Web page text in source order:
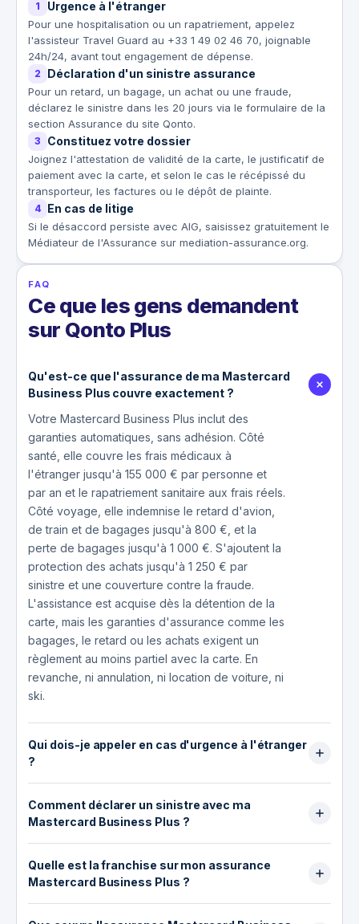
1 Urgence à l'étranger
Pour une hospitalisation ou un rapatriement, appelez
l'assisteur Travel Guard au +33 1 49 02 46 70, joignable
24h/24, avant tout engagement de dépense.
2 Déclaration d'un sinistre assurance
Pour un retard, un bagage, un achat ou une fraude,
déclarez le sinistre dans les 20 jours via le formulaire de la
section Assurance du site Qonto.
3 Constituez votre dossier
Joignez l'attestation de validité de la carte, le justificatif de
paiement avec la carte, et selon le cas le récépissé du
transporteur, les factures ou le dépôt de plainte.
4 En cas de litige
Si le désaccord persiste avec AIG, saisissez gratuitement le
Médiateur de l'Assurance sur mediation-assurance.org.
FAQ
Ce que les gens demandent
sur Qonto Plus
Qu'est-ce que l'assurance de ma Mastercard
Business Plus couvre exactement ?
Votre Mastercard Business Plus inclut des
garanties automatiques, sans adhésion. Côté
santé, elle couvre les frais médicaux à
l'étranger jusqu'à 155 000 € par personne et
par an et le rapatriement sanitaire aux frais réels.
Côté voyage, elle indemnise le retard d'avion,
de train et de bagages jusqu'à 800 €, et la
perte de bagages jusqu'à 1 000 €. S'ajoutent la
protection des achats jusqu'à 1 250 € par
sinistre et une couverture contre la fraude.
L'assistance est acquise dès la détention de la
carte, mais les garanties d'assurance comme les
bagages, le retard ou les achats exigent un
règlement au moins partiel avec la carte. En
revanche, ni annulation, ni location de voiture, ni
ski.
Qui dois-je appeler en cas d'urgence à l'étranger
?
En cas d'urgence à l'étranger, appelez
l'assisteur Travel Guard au +33 1 49 02 46 70,
joignable 24h/24. C'est lui, et non Qonto, qui
gère les hospitalisations, l'assistance médicale
et les rapatriements. Avant tout rapatriement,
vous devez obtenir son accord préalable.
Comment déclarer un sinistre avec ma
Mastercard Business Plus ?
Vous disposez de 20 jours à compter du sinistre
pour le déclarer. La déclaration se fait via le
formulaire en ligne de la section Assurance du
site Qonto. Préparez les justificatifs : attestation
de validité de la carte, justificatif de paiement
Quelle est la franchise sur mon assurance
Mastercard Business Plus ?
Les franchises dépendent de la garantie. Sur les